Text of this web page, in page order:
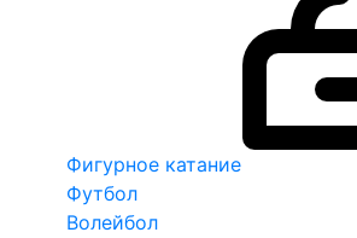
Фигурное катание
Футбол
Волейбол